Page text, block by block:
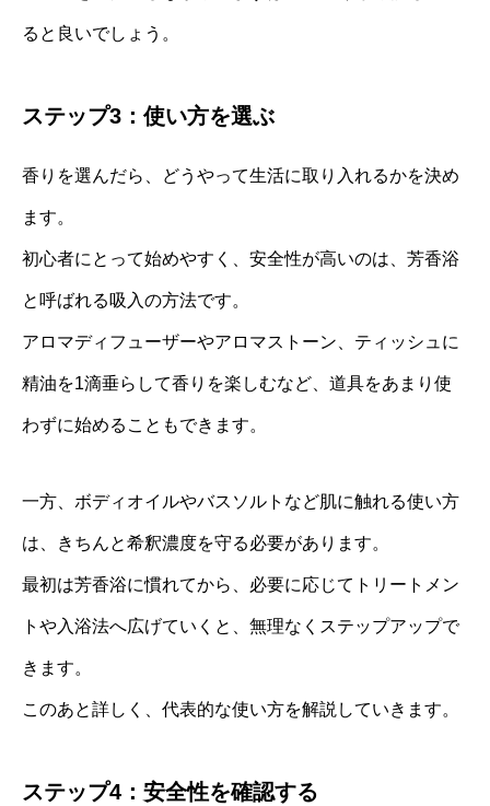
ると良いでしょう。
ステップ3：使い方を選ぶ
香りを選んだら、どうやって生活に取り入れるかを決め
ます。
初心者にとって始めやすく、安全性が高いのは、芳香浴
と呼ばれる吸入の方法です。
アロマディフューザーやアロマストーン、ティッシュに
精油を1滴垂らして香りを楽しむなど、道具をあまり使
わずに始めることもできます。
一方、ボディオイルやバスソルトなど肌に触れる使い方
は、きちんと希釈濃度を守る必要があります。
最初は芳香浴に慣れてから、必要に応じてトリートメン
トや入浴法へ広げていくと、無理なくステップアップで
きます。
このあと詳しく、代表的な使い方を解説していきます。
ステップ4：安全性を確認する